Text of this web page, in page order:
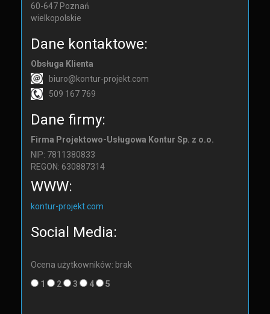
60-647 Poznań
wielkopolskie
Dane kontaktowe:
Obsługa Klienta
biuro@kontur-projekt.com
509 167 769
Dane firmy:
Firma Projektowo-Usługowa Kontur Sp. z o.o.
NIP: 7811380833
REGON: 630887314
WWW:
kontur-projekt.com
Social Media:
Ocena użytkowników: brak
1
2 3 4 5